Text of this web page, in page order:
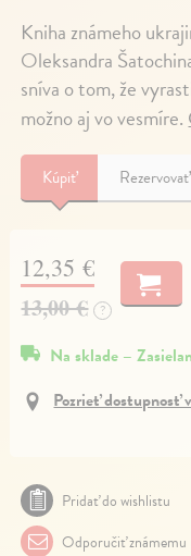
Kniha známeho
Oleksandra
sníva o tom, že
možno aj vo vesmíre.
Kúpiť
12,35 €
13,00 € ?
Na sklade –
Pozrieť dostupnosť
Pridať do wishlistu
Odporučiť známemu